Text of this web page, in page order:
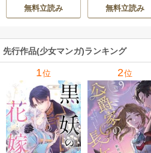
大尉に愛されるま
で～
みやこ
無料立読み
音さや/たむ
無料立読み
先行作品(少女マンガ)ランキング
1位 2位